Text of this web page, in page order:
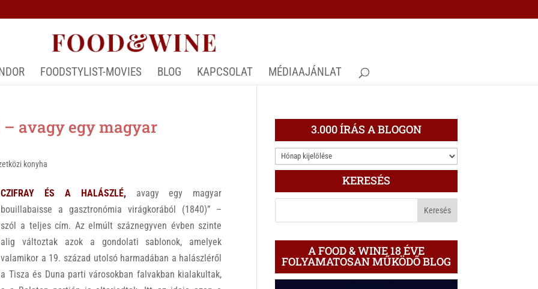
FOODSTYLIST-MOVIES BLOG KAPCSOLAT MÉDIAAJÁNLAT
– avagy egy magyar
konyha
CZIFRAY ÉS A HALÁSZLÉ, avagy egy magyar
bouillabaisse a gasztronómia virágkorából (1840)” –
szól a teljes cím. Az elmúlt száznegyven évben szinte
alig változtak azok a gondolati sablonok, amelyek
valamikor a 19. század utolsó harmadában a halászléről
a Tisza és Duna parti városokban falvakban kialakultak,
3.000 ÍRÁS A BLOGON
3.000
ÍRÁS
BLOGON
KERESÉS
A FOOD & WINE 18 ÉVE
FOLYAMATOSAN MŰKÖDŐ BLOG